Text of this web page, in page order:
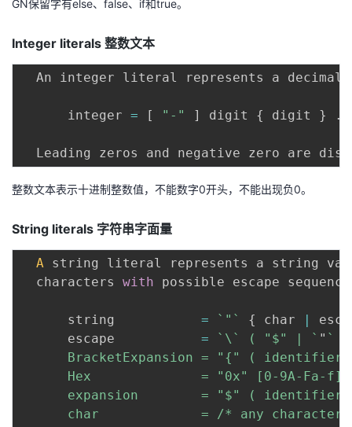
GN保留字有else、false、if和true。
Integer literals 整数文本
An integer literal represents a decimal
      integer
= [ "-" ] digit { digit } .
Leading zeros and negative zero are
整数文本表示十进制整数值，不能数字0开头，不能出现负0。
String literals 字符串字面量
A string literal represents a string
  characters
with possible escape
      string
= ` " ` { char |
      escape
= ` \` ( "$" | ` " `
BracketExpansion = "{" ( identifier
Hex              = "0x" [0-9A-Fa-
expansion        = "$" ( identifier
char             = /* any